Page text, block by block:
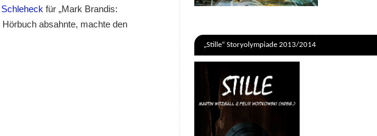
für „Mark Brandis:
absahnte, machte den
„Stille“ Storyolympiade 2013/2014